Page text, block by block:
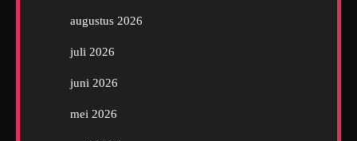
augustus 2026
juli 2026
juni 2026
mei 2026